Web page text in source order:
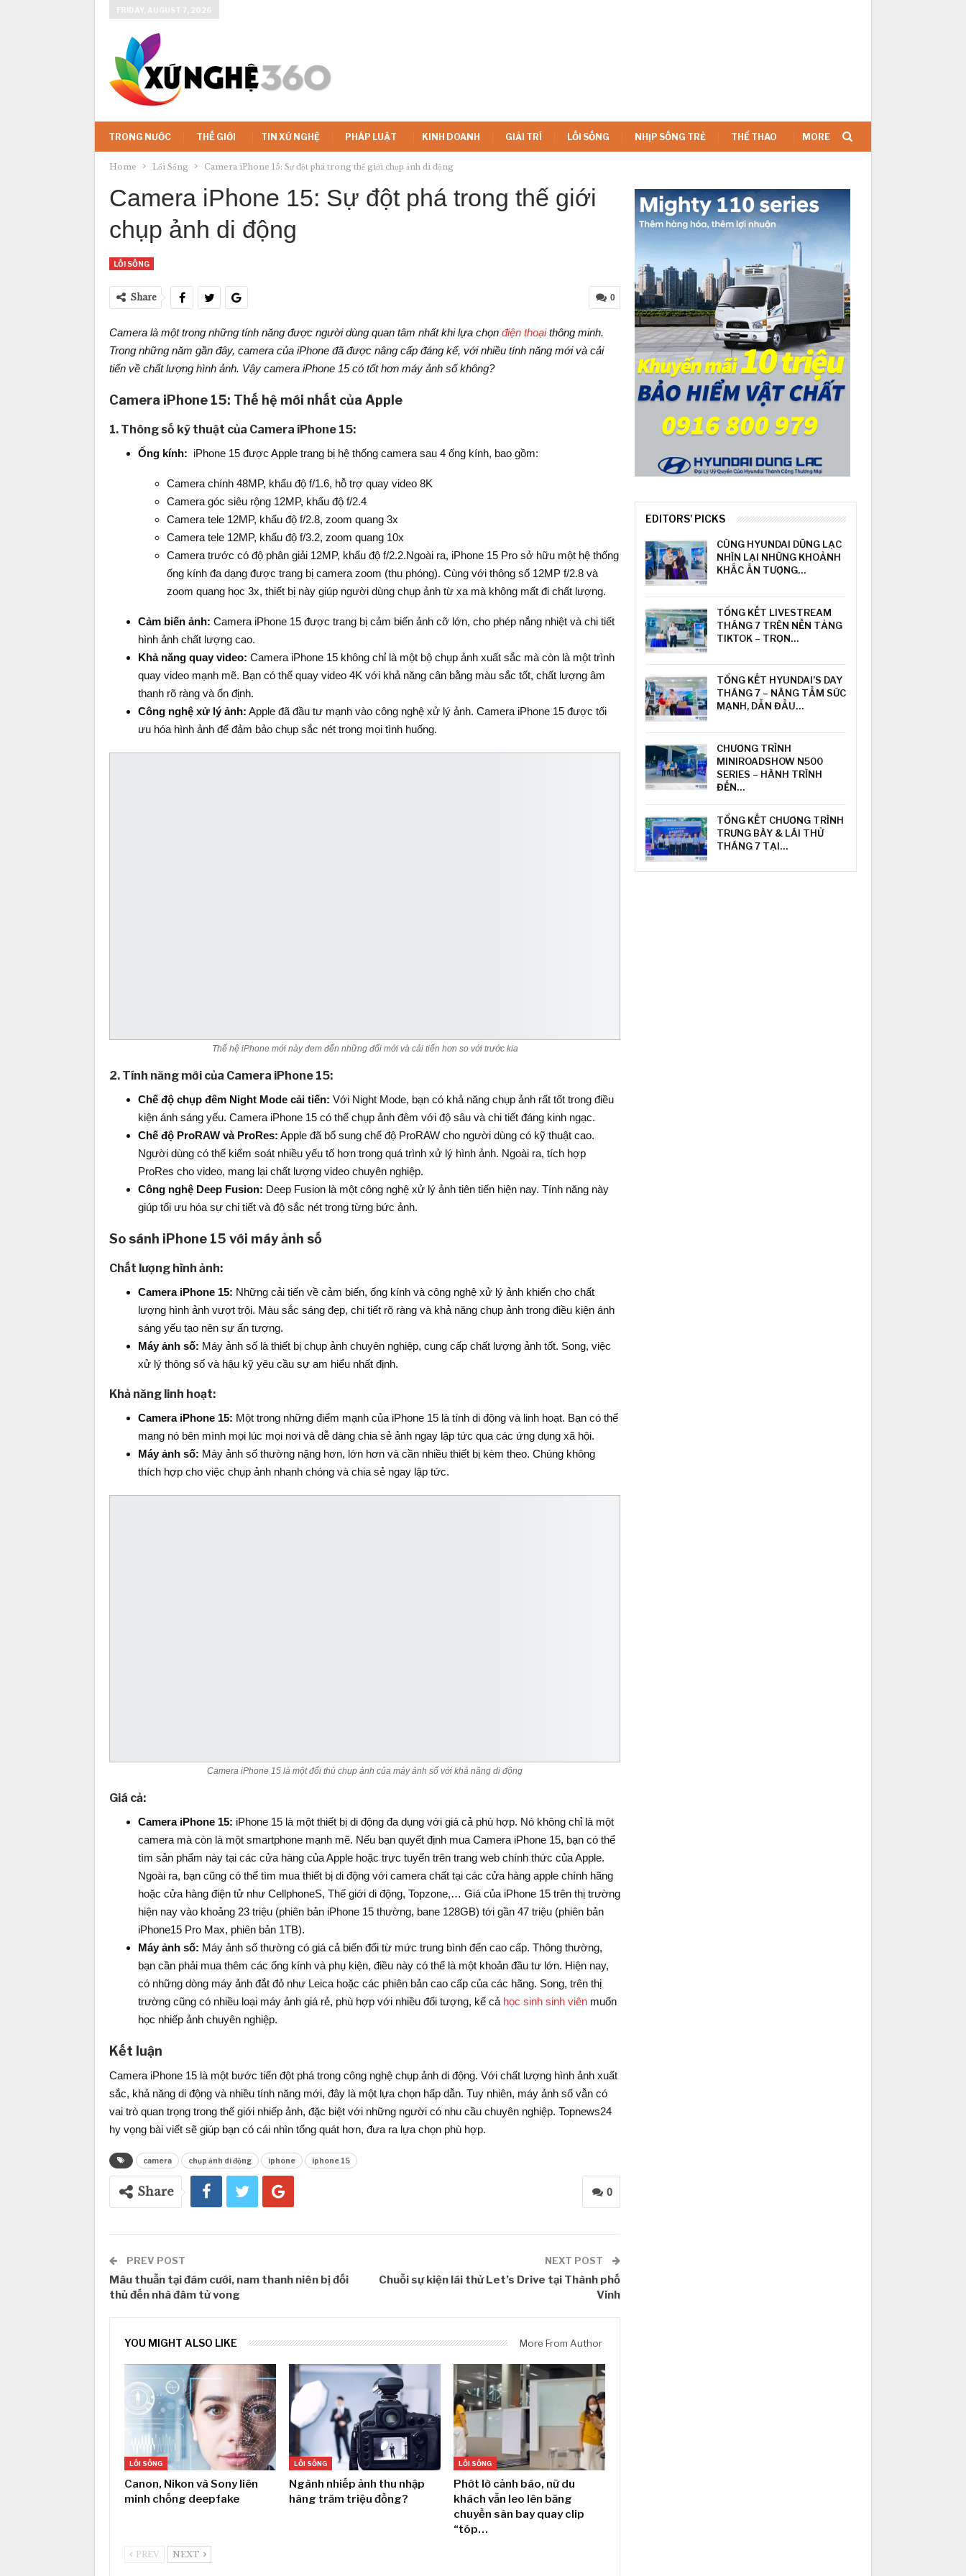
FRIDAY, AUGUST 7, 2026
TRONG NƯỚC THẾ GIỚI TIN XỨ NGHỆ PHÁP LUẬT KINH DOANH GIẢI TRÍ LỐI SỐNG NHỊP SỐNG TRẺ THỂ THAO MORE
Home Lối Sống Camera iPhone 15: Sự đột phá trong thế giới chụp ảnh di động
Camera iPhone 15: Sự đột phá trong thế giới
chụp ảnh di động
LỐI SỐNG
0
Share
Camera là một trong những tính năng được người dùng quan tâm nhất khi lựa chọn điện thoạithông minh.
Trong những năm gần đây, camera của iPhone đã được nâng cấp đáng kể, với nhiều tính năng mới và cải
tiến về chất lượng hình ảnh. Vậy camera iPhone 15 có tốt hơn máy ảnh số không?
Camera iPhone 15: Thế hệ mới nhất của Apple
1. Thông số kỹ thuật của Camera iPhone 15:
Ống kính: iPhone 15 được Apple trang bị hệ thống camera sau 4 ống kính, bao gồm:
Camera chính 48MP, khẩu độ f/1.6, hỗ trợ quay video 8K
Camera góc siêu rộng 12MP, khẩu độ f/2.4
Camera tele 12MP, khẩu độ f/2.8, zoom quang 3x
Camera tele 12MP, khẩu độ f/3.2, zoom quang 10x
Camera trước có độ phân giải 12MP, khẩu độ f/2.2.Ngoài ra, iPhone 15 Pro sở hữu một hệ thống
ống kính đa dạng được trang bị camera zoom (thu phóng). Cùng với thông số 12MP f/2.8 và
zoom quang học 3x, thiết bị này giúp người dùng chụp ảnh từ xa mà không mất đi chất lượng.
Cảm biến ảnh: Camera iPhone 15 được trang bị cảm biến ảnh cỡ lớn, cho phép nắng nhiệt và chi tiết
hình ảnh chất lượng cao.
Khả năng quay video: Camera iPhone 15 không chỉ là một bộ chụp ảnh xuất sắc mà còn là một trình
quay video mạnh mẽ. Bạn có thể quay video 4K với khả năng cân bằng màu sắc tốt, chất lượng âm
thanh rõ ràng và ổn định.
Công nghệ xử lý ảnh: Apple đã đầu tư mạnh vào công nghệ xử lý ảnh. Camera iPhone 15 được tối
ưu hóa hình ảnh để đảm bảo chụp sắc nét trong mọi tình huống.
Thế hệ iPhone mới này đem đến những đổi mới và cải tiến hơn so với trước kia
2. Tính năng mới của Camera iPhone 15:
Chế độ chụp đêm Night Mode cải tiến: Với Night Mode, bạn có khả năng chụp ảnh rất tốt trong điều
kiện ánh sáng yếu. Camera iPhone 15 có thể chụp ảnh đêm với độ sâu và chi tiết đáng kinh ngạc.
Chế độ ProRAW và ProRes: Apple đã bổ sung chế độ ProRAW cho người dùng có kỹ thuật cao.
Người dùng có thể kiểm soát nhiều yếu tố hơn trong quá trình xử lý hình ảnh. Ngoài ra, tích hợp
ProRes cho video, mang lại chất lượng video chuyên nghiệp.
Công nghệ Deep Fusion: Deep Fusion là một công nghệ xử lý ảnh tiên tiến hiện nay. Tính năng này
giúp tối ưu hóa sự chi tiết và độ sắc nét trong từng bức ảnh.
So sánh iPhone 15 với máy ảnh số
Chất lượng hình ảnh:
Camera iPhone 15: Những cải tiến về cảm biến, ống kính và công nghệ xử lý ảnh khiến cho chất
lượng hình ảnh vượt trội. Màu sắc sáng đẹp, chi tiết rõ ràng và khả năng chụp ảnh trong điều kiện ánh
sáng yếu tạo nên sự ấn tượng.
Máy ảnh số: Máy ảnh số là thiết bị chụp ảnh chuyên nghiệp, cung cấp chất lượng ảnh tốt. Song, việc
xử lý thông số và hậu kỹ yêu cầu sự am hiểu nhất định.
Khả năng linh hoạt:
Camera iPhone 15: Một trong những điểm mạnh của iPhone 15 là tính di động và linh hoạt. Bạn có thể
mang nó bên mình mọi lúc mọi nơi và dễ dàng chia sẻ ảnh ngay lập tức qua các ứng dụng xã hội.
Máy ảnh số: Máy ảnh số thường nặng hơn, lớn hơn và cần nhiều thiết bị kèm theo. Chúng không
thích hợp cho việc chụp ảnh nhanh chóng và chia sẻ ngay lập tức.
Camera iPhone 15 là một đối thủ chụp ảnh của máy ảnh số với khả năng di động
Giá cả:
Camera iPhone 15: iPhone 15 là một thiết bị di động đa dụng với giá cả phù hợp. Nó không chỉ là một
camera mà còn là một smartphone mạnh mẽ. Nếu bạn quyết định mua Camera iPhone 15, bạn có thể
tìm sản phẩm này tại các cửa hàng của Apple hoặc trực tuyến trên trang web chính thức của Apple.
Ngoài ra, bạn cũng có thể tìm mua thiết bị di động với camera chất tại các cửa hàng apple chính hãng
hoặc cửa hàng điện tử như CellphoneS, Thế giới di động, Topzone,… Giá của iPhone 15 trên thị trường
hiện nay vào khoảng 23 triệu (phiên bản iPhone 15 thường, bane 128GB) tới gần 47 triệu (phiên bản
iPhone15 Pro Max, phiên bản 1TB).
Máy ảnh số: Máy ảnh số thường có giá cả biến đổi từ mức trung bình đến cao cấp. Thông thường,
bạn cần phải mua thêm các ống kính và phụ kiện, điều này có thể là một khoản đầu tư lớn. Hiện nay,
có những dòng máy ảnh đắt đỏ như Leica hoặc các phiên bản cao cấp của các hãng. Song, trên thị
trường cũng có nhiều loại máy ảnh giá rẻ, phù hợp với nhiều đối tượng, kể cả học sinh sinh viên muốn
học nhiếp ảnh chuyên nghiệp.
Kết luận
Camera iPhone 15 là một bước tiến đột phá trong công nghệ chụp ảnh di động. Với chất lượng hình ảnh xuất
sắc, khả năng di động và nhiều tính năng mới, đây là một lựa chọn hấp dẫn. Tuy nhiên, máy ảnh số vẫn có
vai trò quan trọng trong thế giới nhiếp ảnh, đặc biệt với những người có nhu cầu chuyên nghiệp. Topnews24
hy vọng bài viết sẽ giúp bạn có cái nhìn tổng quát hơn, đưa ra lựa chọn phù hợp.
camera chụp ảnh di động iphone iphone 15
0
Share
PREV POST
Mâu thuẫn tại đám cưới, nam thanh niên bị đối
thủ đến nhà đâm tử vong
NEXT POST
Chuỗi sự kiện lái thử Let’s Drive tại Thành phố
Vinh
YOU MIGHT ALSO LIKE More From Author
LỐI SỐNG
Canon, Nikon và Sony liên
minh chống deepfake
LỐI SỐNG
Ngành nhiếp ảnh thu nhập
hàng trăm triệu đồng?
LỐI SỐNG
Phớt lờ cảnh báo, nữ du
khách vẫn leo lên băng
chuyền sân bay quay clip
“tóp…
PREV NEXT
EDITORS' PICKS
CÙNG HYUNDAI DŨNG LẠC
NHÌN LẠI NHỮNG KHOẢNH
KHẮC ẤN TƯỢNG…
TỔNG KẾT LIVESTREAM
THÁNG 7 TRÊN NỀN TẢNG
TIKTOK – TRỌN…
TỔNG KẾT HYUNDAI’S DAY
THÁNG 7 – NÂNG TẦM SỨC
MẠNH, DẪN ĐẦU…
CHƯƠNG TRÌNH
MINIROADSHOW N500
SERIES – HÀNH TRÌNH
ĐẾN…
TỔNG KẾT CHƯƠNG TRÌNH
TRƯNG BÀY & LÁI THỬ
THÁNG 7 TẠI…